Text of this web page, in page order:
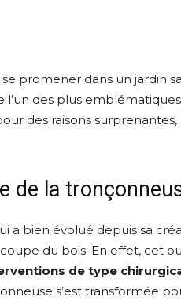
promener dans un jardin
l’un des plus
des raisons
de la
a bien évolué depuis sa
du bois. En effet, cet
de type
s’est transformée